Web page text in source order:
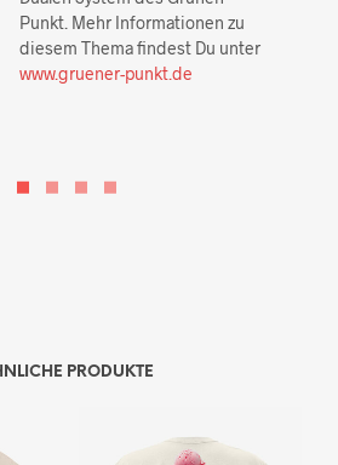
Punkt. Mehr Informationen zu
diesem Thema findest Du unter
www.gruener-punkt.de
PRODUKTE